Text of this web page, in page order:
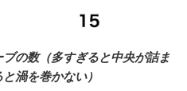
の数（多すぎると中央が詰ま
渦を巻かない）